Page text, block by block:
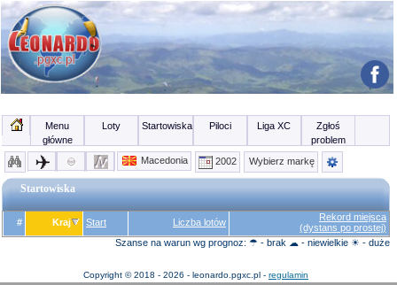
Menu
główne
Loty Startowiska Piloci Liga XC
Zgłoś
problem
Macedonia
2002 Wybierz markę
Startowiska
# Kraj Start Liczba lotów
Rekord miejsca
(dystans po prostej)
Szanse na warun wg prognoz: ☂ - brak ☁ - niewielkie ☀ - duże
Copyright © 2018 - 2026 - leonardo.pgxc.pl - regulamin